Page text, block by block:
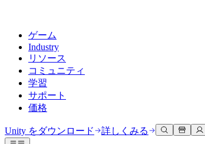
ゲーム
Industry
リソース
コミュニティ
学習
サポート
価格
Unity をダウンロード 詳しくみる